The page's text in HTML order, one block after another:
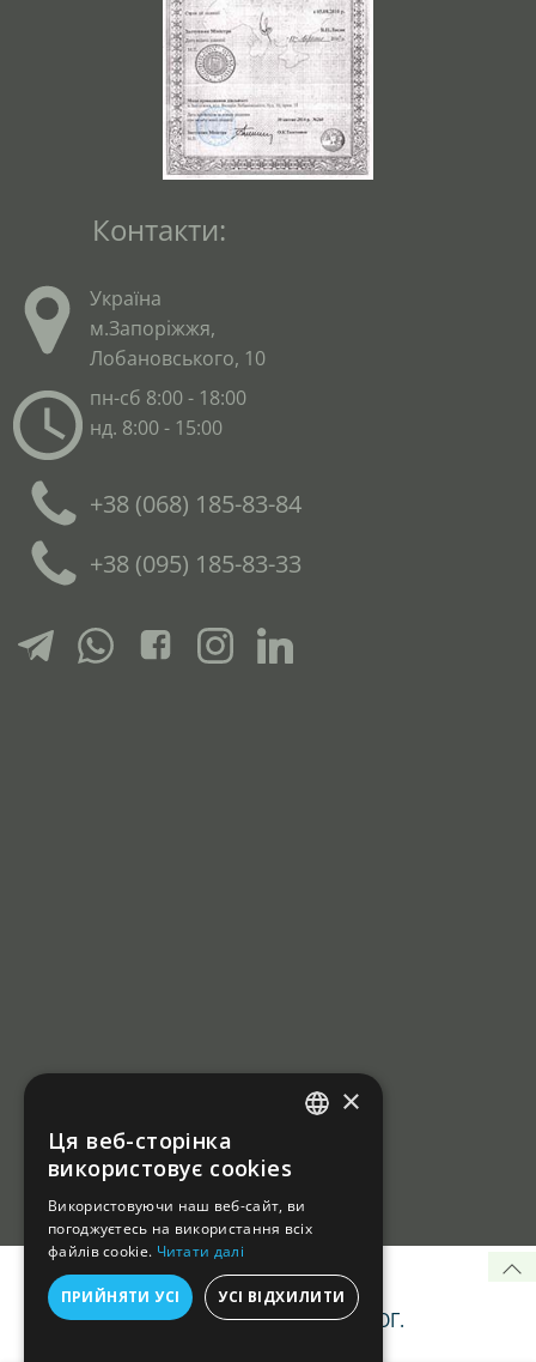
Контакти:
Україна
м.Запоріжжя,
Лобановського, 10
пн-сб 8:00 - 18:00
нд. 8:00 - 15:00
+38 (068) 185-83-84
+38 (095) 185-83-33
© 2026 ПРИВАТНИЙ УРОЛОГ.
×
Ця веб-сторінка
використовує cookies
Використовуючи наш веб-сайт, ви
погоджуєтесь на використання всіх
файлів cookie. Читати далі
ПРИЙНЯТИ УСІ УСІ ВІДХИЛИТИ